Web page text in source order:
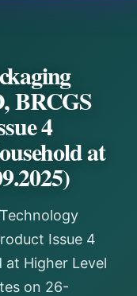
BRCGS
4
at
Issue 4
at Higher Level
on 26-